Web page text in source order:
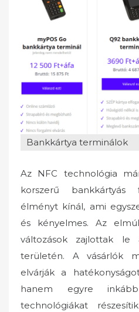
e
o
n
Bankkártya terminálok
Az NFC technológia
korszerű
élményt kínál, ami
és kényelmes. Az
változások zajlottak le
területén. A vásárlók
elvárják a
hanem egyre
technológiákat